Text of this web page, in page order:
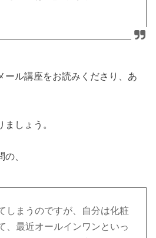
ール講座をお読みくださり、あ
しょう。
、
しまうのですが、自分は化粧
、最近オールインワンといっ